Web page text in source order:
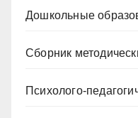
Дошкольные
Сборник
Психолого-